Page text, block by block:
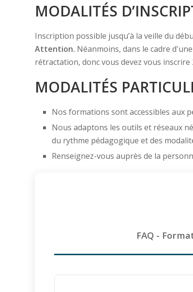
MODALITÉS
Inscription possible jusqu’à la veille du
Attention. Néanmoins, dans le cadre
rétractation, donc vous devez vous
MODALITÉS
Nos formations sont accessibles aux
Nous adaptons les outils et réseaux
du rythme pédagogique et des
Renseignez-vous auprès de la
FAQ -